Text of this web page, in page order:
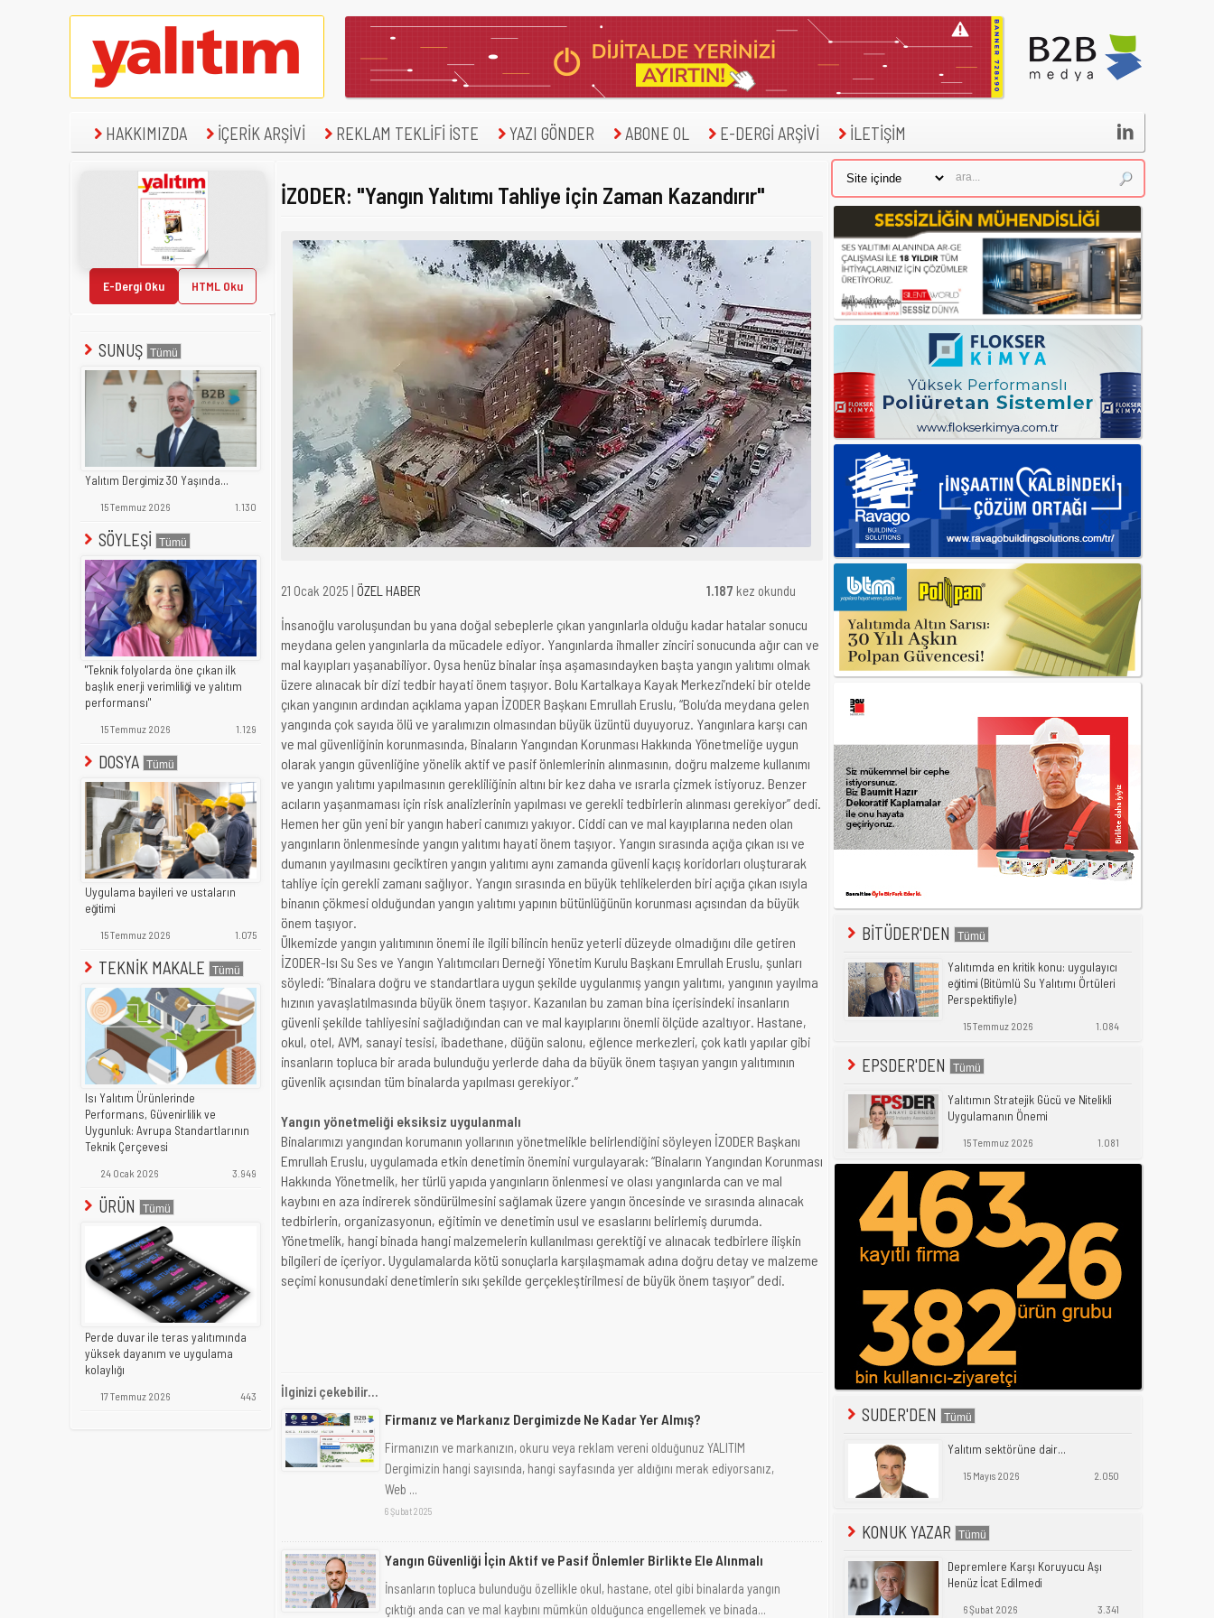
HAKKIMIZDA İÇERİK ARŞİVİ REKLAM TEKLİFİ İSTE YAZI GÖNDER ABONE OL E-DERGİ ARŞİVİ İLETİŞİM 
E-Dergi Oku HTML Oku
SUNUŞ
Yalıtım Dergimiz 30 Yaşında...
15 Temmuz 2026 1.130
SÖYLEŞİ
"Teknik folyolarda öne çıkan ilk
başlık enerji verimliliği ve yalıtım
performansı"
15 Temmuz 2026 1.129
DOSYA
Uygulama bayileri ve ustaların
eğitimi
15 Temmuz 2026 1.075
TEKNİK MAKALE
Isı Yalıtım Ürünlerinde
Performans, Güvenirlilik ve
Uygunluk: Avrupa Standartlarının
Teknik Çerçevesi
24 Ocak 2026 3.949
ÜRÜN
Perde duvar ile teras yalıtımında
yüksek dayanım ve uygulama
kolaylığı
17 Temmuz 2026 443
İZODER: "Yangın Yalıtımı Tahliye için Zaman Kazandırır"
21 Ocak 2025 | ÖZEL HABER 1.187 kez okundu
İnsanoğlu varoluşundan bu yana doğal sebeplerle çıkan yangınlarla olduğu kadar hatalar sonucu
meydana gelen yangınlarla da mücadele ediyor. Yangınlarda ihmaller zinciri sonucunda ağır can ve
mal kayıpları yaşanabiliyor. Oysa henüz binalar inşa aşamasındayken başta yangın yalıtımı olmak
üzere alınacak bir dizi tedbir hayati önem taşıyor. Bolu Kartalkaya Kayak Merkezi’ndeki bir otelde
çıkan yangının ardından açıklama yapan İZODER Başkanı Emrullah Eruslu, “Bolu’da meydana gelen
yangında çok sayıda ölü ve yaralımızın olmasından büyük üzüntü duyuyoruz. Yangınlara karşı can
ve mal güvenliğinin korunmasında, Binaların Yangından Korunması Hakkında Yönetmeliğe uygun
olarak yangın güvenliğine yönelik aktif ve pasif önlemlerinin alınmasının, doğru malzeme kullanımı
ve yangın yalıtımı yapılmasının gerekliliğinin altını bir kez daha ve ısrarla çizmek istiyoruz. Benzer
acıların yaşanmaması için risk analizlerinin yapılması ve gerekli tedbirlerin alınması gerekiyor” dedi.
Hemen her gün yeni bir yangın haberi canımızı yakıyor. Ciddi can ve mal kayıplarına neden olan
yangınların önlenmesinde yangın yalıtımı hayati önem taşıyor. Yangın sırasında açığa çıkan ısı ve
dumanın yayılmasını geciktiren yangın yalıtımı aynı zamanda güvenli kaçış koridorları oluşturarak
tahliye için gerekli zamanı sağlıyor. Yangın sırasında en büyük tehlikelerden biri açığa çıkan ısıyla
binanın çökmesi olduğundan yangın yalıtımı yapının bütünlüğünün korunması açısından da büyük
önem taşıyor.
Ülkemizde yangın yalıtımının önemi ile ilgili bilincin henüz yeterli düzeyde olmadığını dile getiren
İZODER-Isı Su Ses ve Yangın Yalıtımcıları Derneği Yönetim Kurulu Başkanı Emrullah Eruslu, şunları
söyledi: “Binalara doğru ve standartlara uygun şekilde uygulanmış yangın yalıtımı, yangının yayılma
hızının yavaşlatılmasında büyük önem taşıyor. Kazanılan bu zaman bina içerisindeki insanların
güvenli şekilde tahliyesini sağladığından can ve mal kayıplarını önemli ölçüde azaltıyor. Hastane,
okul, otel, AVM, sanayi tesisi, ibadethane, düğün salonu, eğlence merkezleri, çok katlı yapılar gibi
insanların topluca bir arada bulunduğu yerlerde daha da büyük önem taşıyan yangın yalıtımının
güvenlik açısından tüm binalarda yapılması gerekiyor.”
Yangın yönetmeliği eksiksiz uygulanmalı
Binalarımızı yangından korumanın yollarının yönetmelikle belirlendiğini söyleyen İZODER Başkanı
Emrullah Eruslu, uygulamada etkin denetimin önemini vurgulayarak: “Binaların Yangından Korunması
Hakkında Yönetmelik, her türlü yapıda yangınların önlenmesi ve olası yangınlarda can ve mal
kaybını en aza indirerek söndürülmesini sağlamak üzere yangın öncesinde ve sırasında alınacak
tedbirlerin, organizasyonun, eğitimin ve denetimin usul ve esaslarını belirlemiş durumda.
Yönetmelik, hangi binada hangi malzemelerin kullanılması gerektiği ve alınacak tedbirlere ilişkin
bilgileri de içeriyor. Uygulamalarda kötü sonuçlarla karşılaşmamak adına doğru detay ve malzeme
seçimi konusundaki denetimlerin sıkı şekilde gerçekleştirilmesi de büyük önem taşıyor” dedi.
İlginizi çekebilir...
Firmanız ve Markanız Dergimizde Ne Kadar Yer Almış?
Firmanızın ve markanızın, okuru veya reklam vereni olduğunuz YALITIM
Dergimizin hangi sayısında, hangi sayfasında yer aldığını merak ediyorsanız,
Web ...
6 Şubat 2025
Yangın Güvenliği İçin Aktif ve Pasif Önlemler Birlikte Ele Alınmalı
İnsanların topluca bulunduğu özellikle okul, hastane, otel gibi binalarda yangın
çıktığı anda can ve mal kaybını mümkün olduğunca engellemek ve binada...
BİTÜDER'DEN
Yalıtımda en kritik konu: uygulayıcı
eğitimi (Bitümlü Su Yalıtımı Örtüleri
Perspektifiyle)
15 Temmuz 2026 1.084
EPSDER'DEN
Yalıtımın Stratejik Gücü ve Nitelikli
Uygulamanın Önemi
15 Temmuz 2026 1.081
SUDER'DEN
Yalıtım sektörüne dair...
15 Mayıs 2026 2.050
KONUK YAZAR
Depremlere Karşı Koruyucu Aşı
Henüz İcat Edilmedi
6 Şubat 2026 3.341